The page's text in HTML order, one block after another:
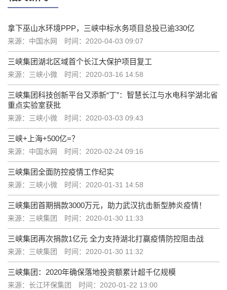
拿下巫山水环境PPP，三峡中标水务项目总投已逾330亿
来源：中国水网 时间：2020-04-03 09:07
三峡集团湖北区域首个长江大保护项目复工
来源：三峡小微 时间：2020-03-16 14:58
三峡集团科技创新平台又添新“丁”：智慧长江与水电科学湖北省
重点实验室获批
来源：三峡小微 时间：2020-03-03 09:43
三峡+上海+500亿=？
来源：中国水网 时间：2020-02-24 09:16
三峡集团全面防控疫情工作纪实
来源：三峡小微 时间：2020-01-31 14:58
三峡集团首期捐款3000万元，助力武汉抗击新型肺炎疫情！
来源：三峡集团 时间：2020-01-30 11:33
三峡集团再次捐款1亿元 全力支持湖北打赢疫情防控阻击战
来源：三峡集团 时间：2020-01-30 11:32
三峡集团：2020年确保落地投资额累计超千亿规模
来源：长江环保集团 时间：2020-01-22 13:00